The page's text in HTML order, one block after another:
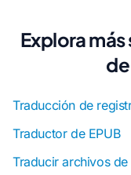
Explora
Traducción de
Traductor de EPUB
Traducir archivos